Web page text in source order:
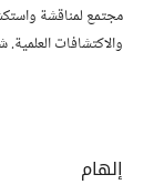
مجتمع لمناقشة
والاكتشافات
إلهام